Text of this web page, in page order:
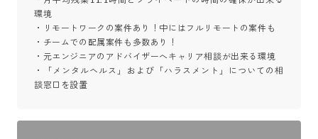
環境
・リモートワークの案件あり！中にはフルリモートの案件も
・チームでの配属案件も多数あり！
・元エンジニアのアドバイザーへキャリア相談が出来る環境
・「メンタルヘルス」および「ハラスメント」についての相
談窓口を設置